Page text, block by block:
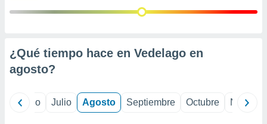
¿Qué tiempo hace en Vedelago en
agosto?
Junio Julio Agosto Septiembre Octubre